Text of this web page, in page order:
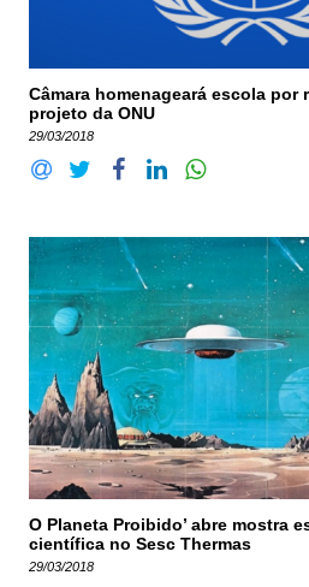
Câmara homenageará escola por
projeto da ONU
29/03/2018
O Planeta Proibido’ abre mostra
científica no Sesc Thermas
29/03/2018